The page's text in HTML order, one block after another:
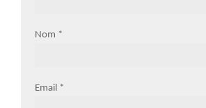
Nom *
Email *